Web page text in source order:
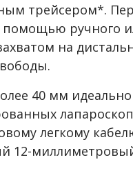
трейсером*.
помощью ручного
на
40 мм
легкому
12-